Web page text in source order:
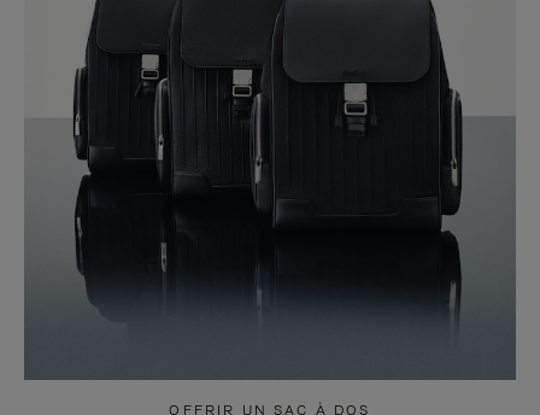
OFFRIR UN SAC À DOS